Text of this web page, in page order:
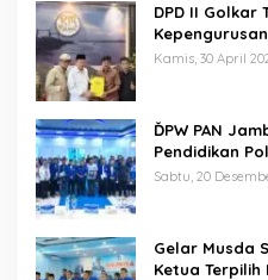
DPD II Golkar
Musda
Kamis, 30 April
ĎPW PAN
Pendidikan
Perkuat
Sabtu, 20
Gelar Musda
Ketua Terpilih